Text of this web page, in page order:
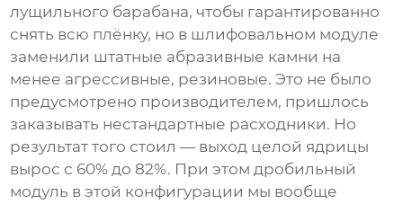
лущильного барабана, чтобы гарантированно
снять всю плёнку, но в шлифовальном модуле
заменили штатные абразивные камни на
менее агрессивные, резиновые. Это не было
предусмотрено производителем, пришлось
заказывать нестандартные расходники. Но
результат того стоил — выход целой ядрицы
вырос с 60% до 82%. При этом дробильный
модуль в этой конфигурации мы вообще